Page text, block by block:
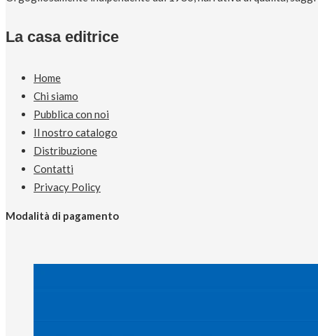
La casa editrice
Home
Chi siamo
Pubblica con noi
Il nostro catalogo
Distribuzione
Contatti
Privacy Policy
Modalità di pagamento